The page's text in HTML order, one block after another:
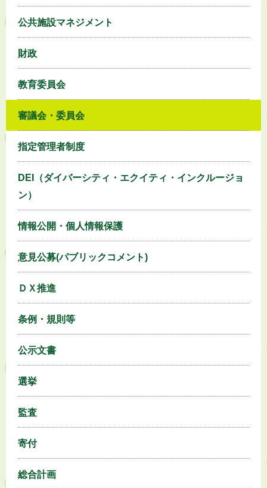
公共施設マネジメント
財政
教育委員会
審議会・委員会
指定管理者制度
DEI（ダイバーシティ・エクイティ・インクルージョ
ン）
情報公開・個人情報保護
意見公募(パブリックコメント)
ＤＸ推進
条例・規則等
公示文書
選挙
監査
寄付
総合計画